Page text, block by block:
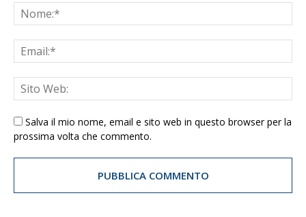
Salva il mio nome, email e sito web in questo browser per la
prossima volta che commento.